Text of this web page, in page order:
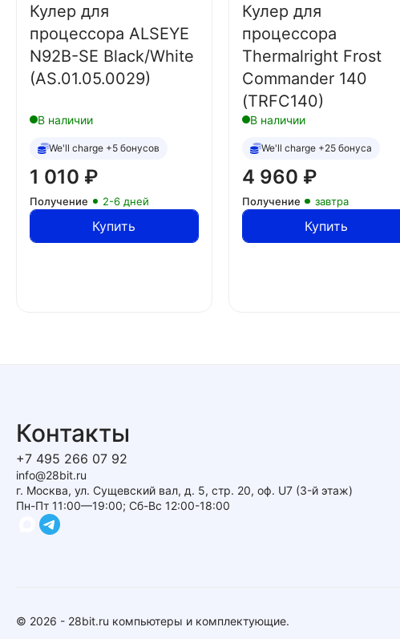
Кулер для
процессора ALSEYE
N92B-SE Black/White
(AS.01.05.0029)
В наличии
We'll charge +5 бонусов
1 010 ₽
Получение 2-6 дней
Купить
Кулер для
процессора
Thermalright Frost
Commander 140
(TRFC140)
В наличии
We'll charge +25 бонуса
4 960 ₽
Получение завтра
Купить
Контакты
+7 495 266 07 92
info@28bit.ru
г. Москва, ул. Сущевский вал, д. 5, стр. 20, оф. U7 (3-й этаж)
Пн-Пт 11:00—19:00; Сб-Вс 12:00-18:00
© 2026 - 28bit.ru компьютеры и комплектующие.